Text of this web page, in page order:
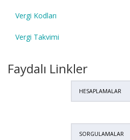
Vergi Kodları
Vergi Takvimi
Faydalı Linkler